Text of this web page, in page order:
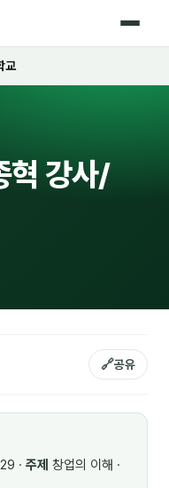
4
교
혁 강사/
🔗공유
· 주제 창업의 이해 ·